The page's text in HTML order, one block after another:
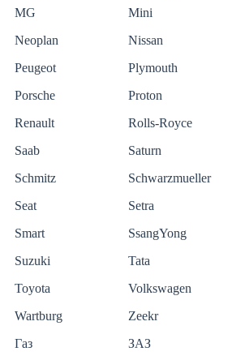
MG
Mini
Neoplan
Nissan
Peugeot
Plymouth
Porsche
Proton
Renault
Rolls-Royce
Saab
Saturn
Schmitz
Schwarzmueller
Seat
Setra
Smart
SsangYong
Suzuki
Tata
Toyota
Volkswagen
Wartburg
Zeekr
Газ
ЗАЗ